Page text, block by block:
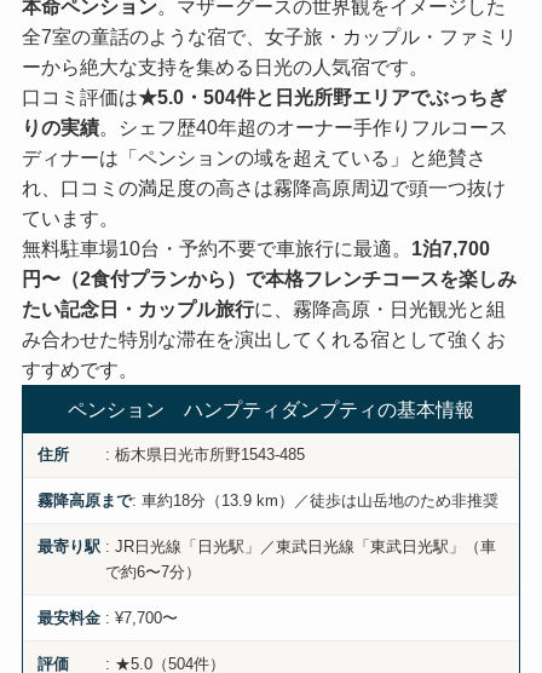
本命ペンション。マザーグースの世界観をイメージした
全7室の童話のような宿で、女子旅・カップル・ファミリ
ーから絶大な支持を集める日光の人気宿です。
口コミ評価は★5.0・504件と日光所野エリアでぶっちぎ
りの実績。シェフ歴40年超のオーナー手作りフルコース
ディナーは「ペンションの域を超えている」と絶賛さ
れ、口コミの満足度の高さは霧降高原周辺で頭一つ抜け
ています。
無料駐車場10台・予約不要で車旅行に最適。 1泊7,700
円〜（2食付プランから）で本格フレンチコースを楽しみ
たい記念日・カップル旅行に、霧降高原・日光観光と組
み合わせた特別な滞在を演出してくれる宿として強くお
すすめです。
ペンション ハンプティダンプティの基本情報
住所 : 栃木県日光市所野1543-485
霧降高原まで: 車約18分（13.9 km）／徒歩は山岳地のため非推奨
最寄り駅 : JR日光線「日光駅」／東武日光線「東武日光駅」（車
で約6〜7分）
最安料金 : ¥7,700〜
評価 : ★5.0（504件）